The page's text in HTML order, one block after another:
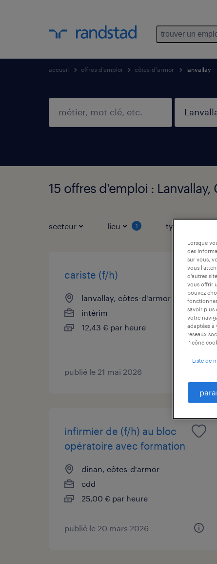
trouver un
accueil offres d'emploi côtes-d'armor lanvallay
15 offres d'emploi :
secteur lieu 1 type de
cariste (f/h)
lanvallay, côtes-d'armor
intérim
12,43 € par heure
publié le 21 mai 2026
infirmier de (f/h) au bloc
opératoire avec formation
dinan, côtes-d'armor
cdd
25,00 € par heure
publié le 20 mars 2026
Lorsque
des
sur vous,
vous
d’autres
vous offrir
pouvez
savoir plus
votre
adaptées
réseaux
l’icône
Liste de